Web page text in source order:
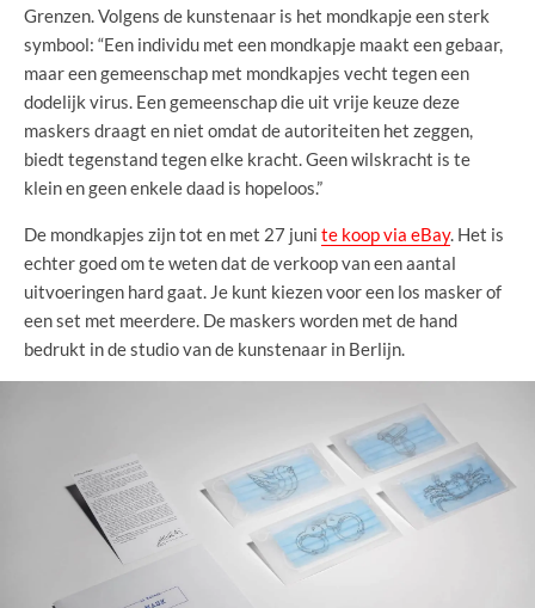
Grenzen. Volgens de kunstenaar is het mondkapje een sterk
symbool: “Een individu met een mondkapje maakt een gebaar,
maar een gemeenschap met mondkapjes vecht tegen een
dodelijk virus. Een gemeenschap die uit vrije keuze deze
maskers draagt en niet omdat de autoriteiten het zeggen,
biedt tegenstand tegen elke kracht. Geen wilskracht is te
klein en geen enkele daad is hopeloos.”
De mondkapjes zijn tot en met 27 juni te koop via eBay. Het is
echter goed om te weten dat de verkoop van een aantal
uitvoeringen hard gaat. Je kunt kiezen voor een los masker of
een set met meerdere. De maskers worden met de hand
bedrukt in de studio van de kunstenaar in Berlijn.